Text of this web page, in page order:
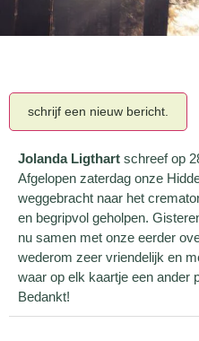
Jolanda Ligthart schreef op
Afgelopen zaterdag onze
weggebracht naar het
en begripvol geholpen.
nu samen met onze eerder
wederom zeer vriendelijk en
waar op elk kaartje een ander
Bedankt!